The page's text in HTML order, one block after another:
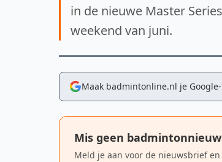
in de nieuwe Master
weekend van juni.
Maak badmintonline.nl je
Mis geen
Meld je aan voor de nieuwsbrief